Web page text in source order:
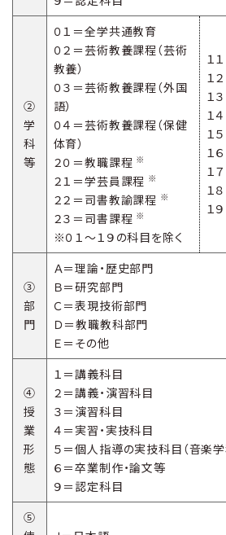
②
学
科
等
０１＝全学共通教育
０２＝芸術教養課程（芸術
教養）
０３＝芸術教養課程（外国
語）
０４＝芸術教養課程（保健
体育）
２０＝教職課程 ※
２１＝学芸員課程 ※
２２＝司書教諭課程 ※
２３＝司書課程 ※
※０１～１９の科目を除く
１
１
１
１
１
１
１
１
１
③
部
門
Ａ＝理論・歴史部門
Ｂ＝研究部門
Ｃ＝表現技術部門
Ｄ＝教職教科部門
Ｅ＝その他
④
授
業
形
態
１＝講義科目
２＝講義・演習科目
３＝演習科目
４＝実習・実技科目
５＝個人指導の実技科目（音楽学
６＝卒業制作・論文等
９＝認定科目
⑤